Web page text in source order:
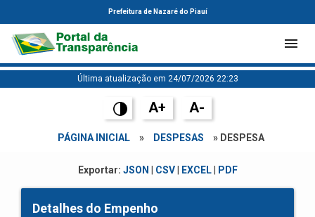
Prefeitura de Nazaré do Piauí
Última atualização em 24/07/2026 22:23
A+ A-
PÁGINA INICIAL » DESPESAS » DESPESA
Exportar: JSON CSV| EXCEL| PDF
Detalhes do Empenho